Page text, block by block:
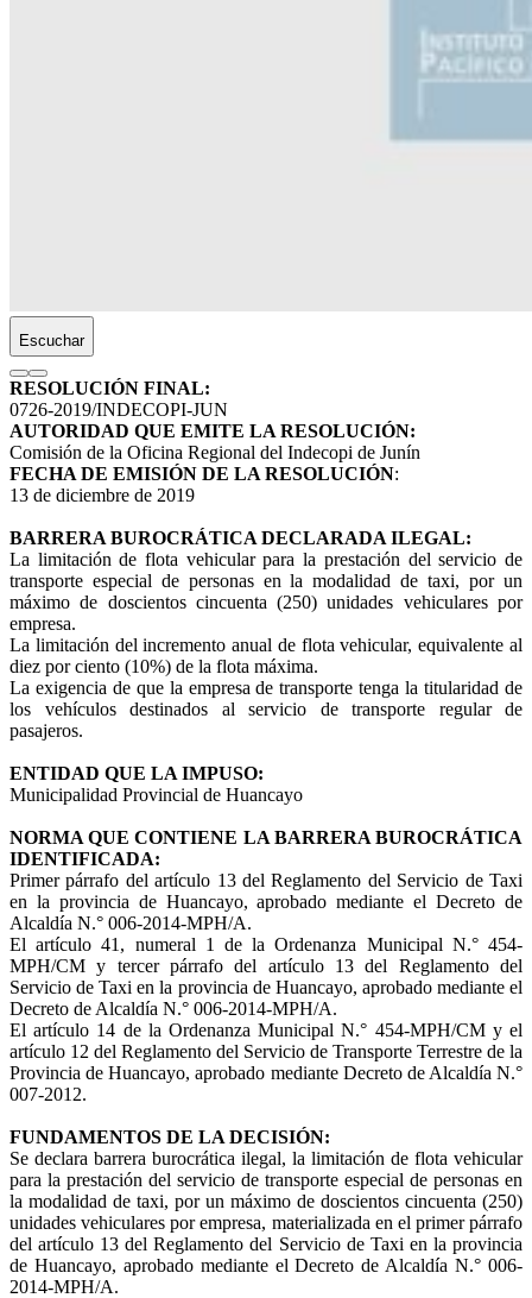
Escuchar
RESOLUCIÓN FINAL:
0726-2019/INDECOPI-JUN
AUTORIDAD QUE EMITE LA RESOLUCIÓN:
Comisión de la Oficina Regional del Indecopi de Junín
FECHA DE EMISIÓN DE LA RESOLUCIÓN:
13 de diciembre de 2019
BARRERA BUROCRÁTICA DECLARADA ILEGAL:
La limitación de flota vehicular para la prestación del servicio de
transporte especial de personas en la modalidad de taxi, por un
máximo de doscientos cincuenta (250) unidades vehiculares por
empresa.
La limitación del incremento anual de flota vehicular, equivalente al
diez por ciento (10%) de la flota máxima.
La exigencia de que la empresa de transporte tenga la titularidad de
los vehículos destinados al servicio de transporte regular de
pasajeros.
ENTIDAD QUE LA IMPUSO:
Municipalidad Provincial de Huancayo
NORMA QUE CONTIENE LA BARRERA BUROCRÁTICA
IDENTIFICADA:
Primer párrafo del artículo 13 del Reglamento del Servicio de Taxi
en la provincia de Huancayo, aprobado mediante el Decreto de
Alcaldía N.° 006-2014-MPH/A.
El artículo 41, numeral 1 de la Ordenanza Municipal N.° 454-
MPH/CM y tercer párrafo del artículo 13 del Reglamento del
Servicio de Taxi en la provincia de Huancayo, aprobado mediante el
Decreto de Alcaldía N.° 006-2014-MPH/A.
El artículo 14 de la Ordenanza Municipal N.° 454-MPH/CM y el
artículo 12 del Reglamento del Servicio de Transporte Terrestre de la
Provincia de Huancayo, aprobado mediante Decreto de Alcaldía N.°
007-2012.
FUNDAMENTOS DE LA DECISIÓN:
Se declara barrera burocrática ilegal, la limitación de flota vehicular
para la prestación del servicio de transporte especial de personas en
la modalidad de taxi, por un máximo de doscientos cincuenta (250)
unidades vehiculares por empresa, materializada en el primer párrafo
del artículo 13 del Reglamento del Servicio de Taxi en la provincia
de Huancayo, aprobado mediante el Decreto de Alcaldía N.° 006-
2014-MPH/A.